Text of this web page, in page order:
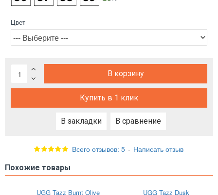
Всего отзывов: 5 - Написать отзыв
Цвет
В корзину
Купить в 1 клик
В закладки В сравнение
Похожие товары
UGG Tazz Burnt Olive UGG Tazz Dusk